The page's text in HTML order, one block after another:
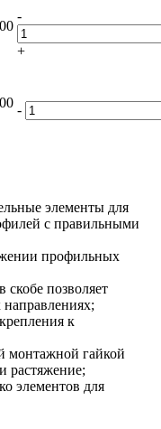
-
+
-
элементы для
с правильными
профильных
скобе позволяет
к
монтажной гайкой
растяжение;
элементов для